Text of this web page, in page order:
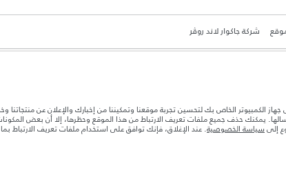
شركة جاكوار لاند روڤر
التصنيع في الحمولة. تأكد من عدم تجاوز الوزن الإجمالي للسيارة والحد الأقصى لأحمال المحور
بدون إشعار مسبق. الرجاء التواصل مع وكيلنا المحلي للتأكد من توفّرها والتحقق من الأسعار.
الكمبيوتر الخاص بك لتحسين تجربة موقعنا وتمكيننا من إخبارك والإعلان عن
يمكنك حذف جميع ملفات تعريف الارتباط من هذا الموقع وحظرها، إلا أن بعض
إلى سياسة الخصوصية. عند الإغلاق، فإنك توافق على استخدام ملفات تعريف الارتباط